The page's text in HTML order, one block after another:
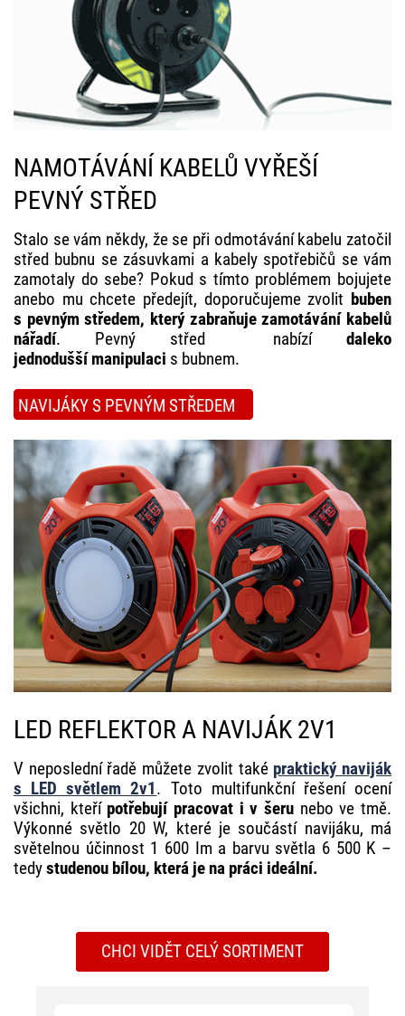
NAMOTÁVÁNÍ KABELŮ VYŘEŠÍ
PEVNÝ STŘED
Stalo se vám někdy, že se při odmotávání kabelu zatočil
střed bubnu se zásuvkami a kabely spotřebičů se vám
zamotaly do sebe? Pokud s tímto problémem bojujete
anebo mu chcete předejít, doporučujeme zvolit buben
s pevným středem, který zabraňuje zamotávání kabelů
nářadí. Pevný střed nabízí daleko
jednodušší manipulaci s bubnem.
NAVIJÁKY S PEVNÝM STŘEDEM
LED REFLEKTOR A NAVIJÁK 2V1
V neposlední řadě můžete zvolit také praktický naviják
s LED světlem 2v1 . Toto multifunkční řešení ocení
všichni, kteří potřebují pracovat i v šeru nebo ve tmě.
Výkonné světlo 20 W, které je součástí navijáku, má
světelnou účinnost 1 600 Im a barvu světla 6 500 K –
tedystudenou bílou, která je na práci ideální.
CHCI VIDĚT CELÝ SORTIMENT